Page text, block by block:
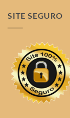
SITE SEGURO